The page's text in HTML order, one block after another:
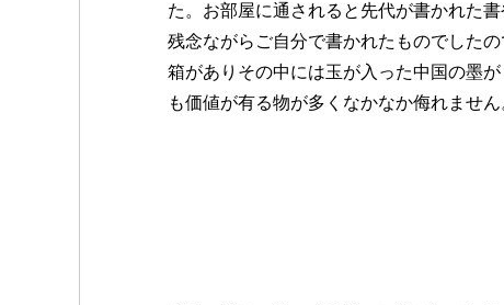
た。お部屋に通されると先代が書かれた
残念ながらご自分で書かれたものでした
箱がありその中には玉が入った中国の墨
も価値が有る物が多くなかなか侮れませ